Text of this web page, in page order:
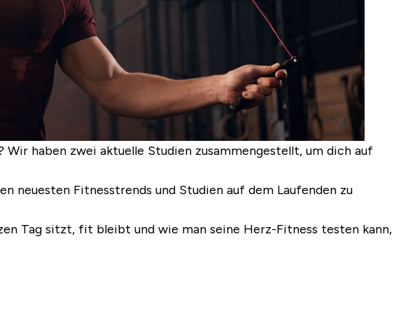
haben zwei aktuelle Studien zusammengestellt, um dich auf
neuesten Fitnesstrends und Studien auf dem Laufenden zu
Tag sitzt, fit bleibt und wie man seine Herz-Fitness testen kann,